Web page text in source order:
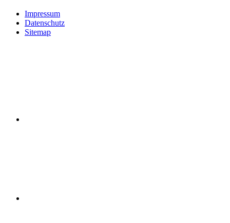
Impressum
Datenschutz
Sitemap